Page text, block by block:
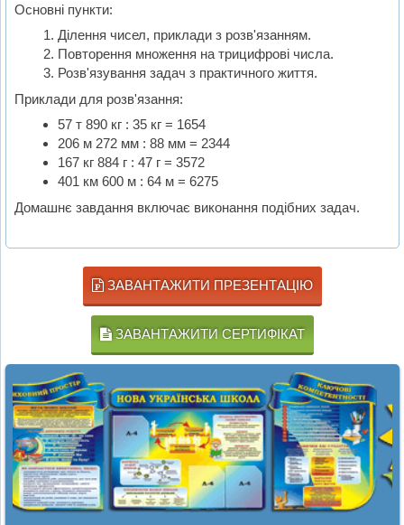
Основні пункти:
Ділення чисел, приклади з розв'язанням.
Повторення множення на трицифрові числа.
Розв'язування задач з практичного життя.
Приклади для розв'язання:
57 т 890 кг : 35 кг = 1654
206 м 272 мм : 88 мм = 2344
167 кг 884 г : 47 г = 3572
401 км 600 м : 64 м = 6275
Домашнє завдання включає виконання подібних задач.
ЗАВАНТАЖИТИ ПРЕЗЕНТАЦІЮ
ЗАВАНТАЖИТИ СЕРТИФІКАТ